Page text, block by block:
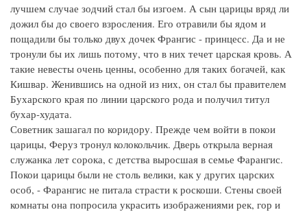
лучшем случае зодчий стал бы изгоем. А сын царицы вряд ли
дожил бы до своего взросления. Его отравили бы ядом и
пощадили бы только двух дочек Франгис - принцесс. Да и не
тронули бы их лишь потому, что в них течет царская кровь. А
такие невесты очень ценны, особенно для таких богачей, как
Кишвар. Женившись на одной из них, он стал бы правителем
Бухарского края по линии царского рода и получил титул
бухар-худата.
Советник зашагал по коридору. Прежде чем войти в покои
царицы, Феруз тронул колокольчик. Дверь открыла верная
служанка лет сорока, с детства выросшая в семье Фарангис.
Покои царицы были не столь велики, как у других царских
особ, - Фарангис не питала страсти к роскоши. Стены своей
комнаты она попросила украсить изображениями рек, гор и